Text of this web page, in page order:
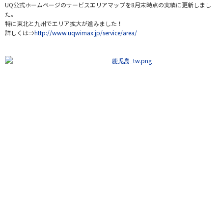
UQ公式ホームページのサービスエリアマップを8月末時点の実績に更新しまし
た。
特に東北と九州でエリア拡大が進みました！
詳しくは⇒http://www.uqwimax.jp/service/area/